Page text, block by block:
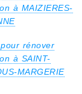
à MAIZIERES-
rénover
à SAINT-
MARGERIE